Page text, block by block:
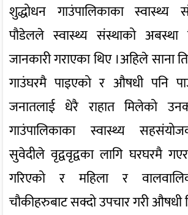
शुद्धोधन गाउंपालिकाका स्वास्थ्य
पौडेलले स्वास्थ्य संस्थाको अबस्था
जानकारी गराएका थिए ।अहिले साना
गाउंघरमै पाइएको र औषधी पनि
जनातलाई धेरै राहात मिलेको
गाउंपालिकाका स्वास्थ्य
सुवेदीले वृद्ववृद्वका लागि घरघरमै
गरिएको र महिला र
चौकीहरुबाट सक्दो उपचार गरी औषधी